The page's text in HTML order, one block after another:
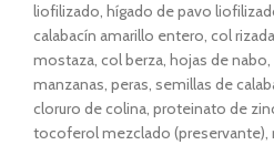
liofilizado, hígado de pavo
calabacín amarillo entero, col
mostaza, col berza, hojas de
manzanas, peras, semillas de
cloruro de colina, proteinato de
tocoferol mezclado (preservante),